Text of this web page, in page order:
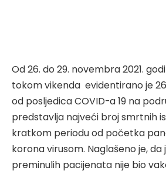
Od 26. do 29. novembra 2021.
tokom vikenda evidentirano je
od posljedica COVID-a 19 na
predstavlja najveći broj smrtnih
kratkom periodu od početka
korona virusom. Naglašeno je, da
preminulih pacijenata nije bio